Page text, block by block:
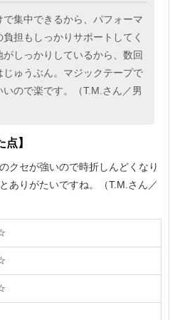
集中できるから、パフォーマ
担もしっかりサポートしてく
しっかりしているから、数回
ゅうぶん。マジックテープで
ので楽です。（T.M.さん／男
】
クセが強いので時折しんどくなり
ありがたいですね。（T.M.さん／